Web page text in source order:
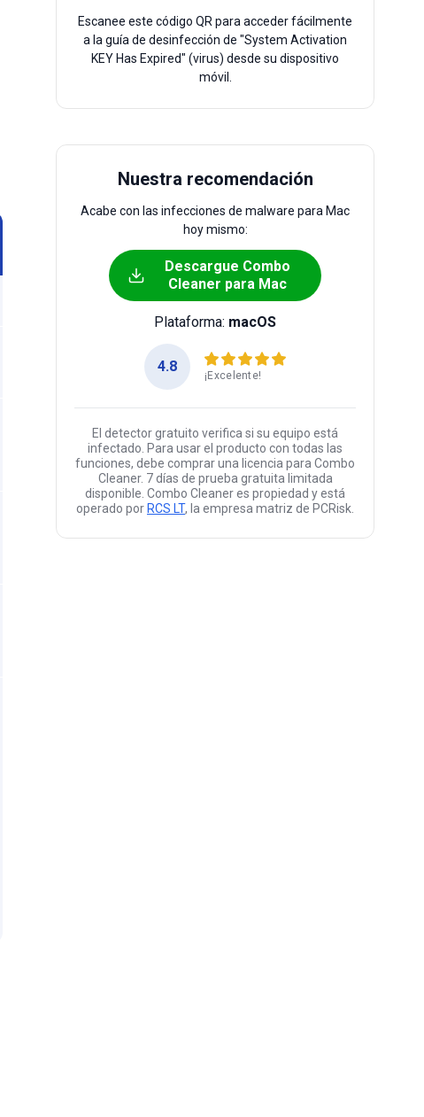
Escanee este código QR para acceder fácilmente
a la guía de desinfección de "System Activation
KEY Has Expired" (virus) desde su dispositivo
móvil.
Nuestra recomendación
Acabe con las infecciones de malware para Mac
hoy mismo:
Descargue Combo
Cleaner para Mac
Plataforma: macOS
4.8
¡Excelente!
El detector gratuito verifica si su equipo está
infectado. Para usar el producto con todas las
funciones, debe comprar una licencia para Combo
Cleaner. 7 días de prueba gratuita limitada
disponible. Combo Cleaner es propiedad y está
operado por RCS LT, la empresa matriz de PCRisk.